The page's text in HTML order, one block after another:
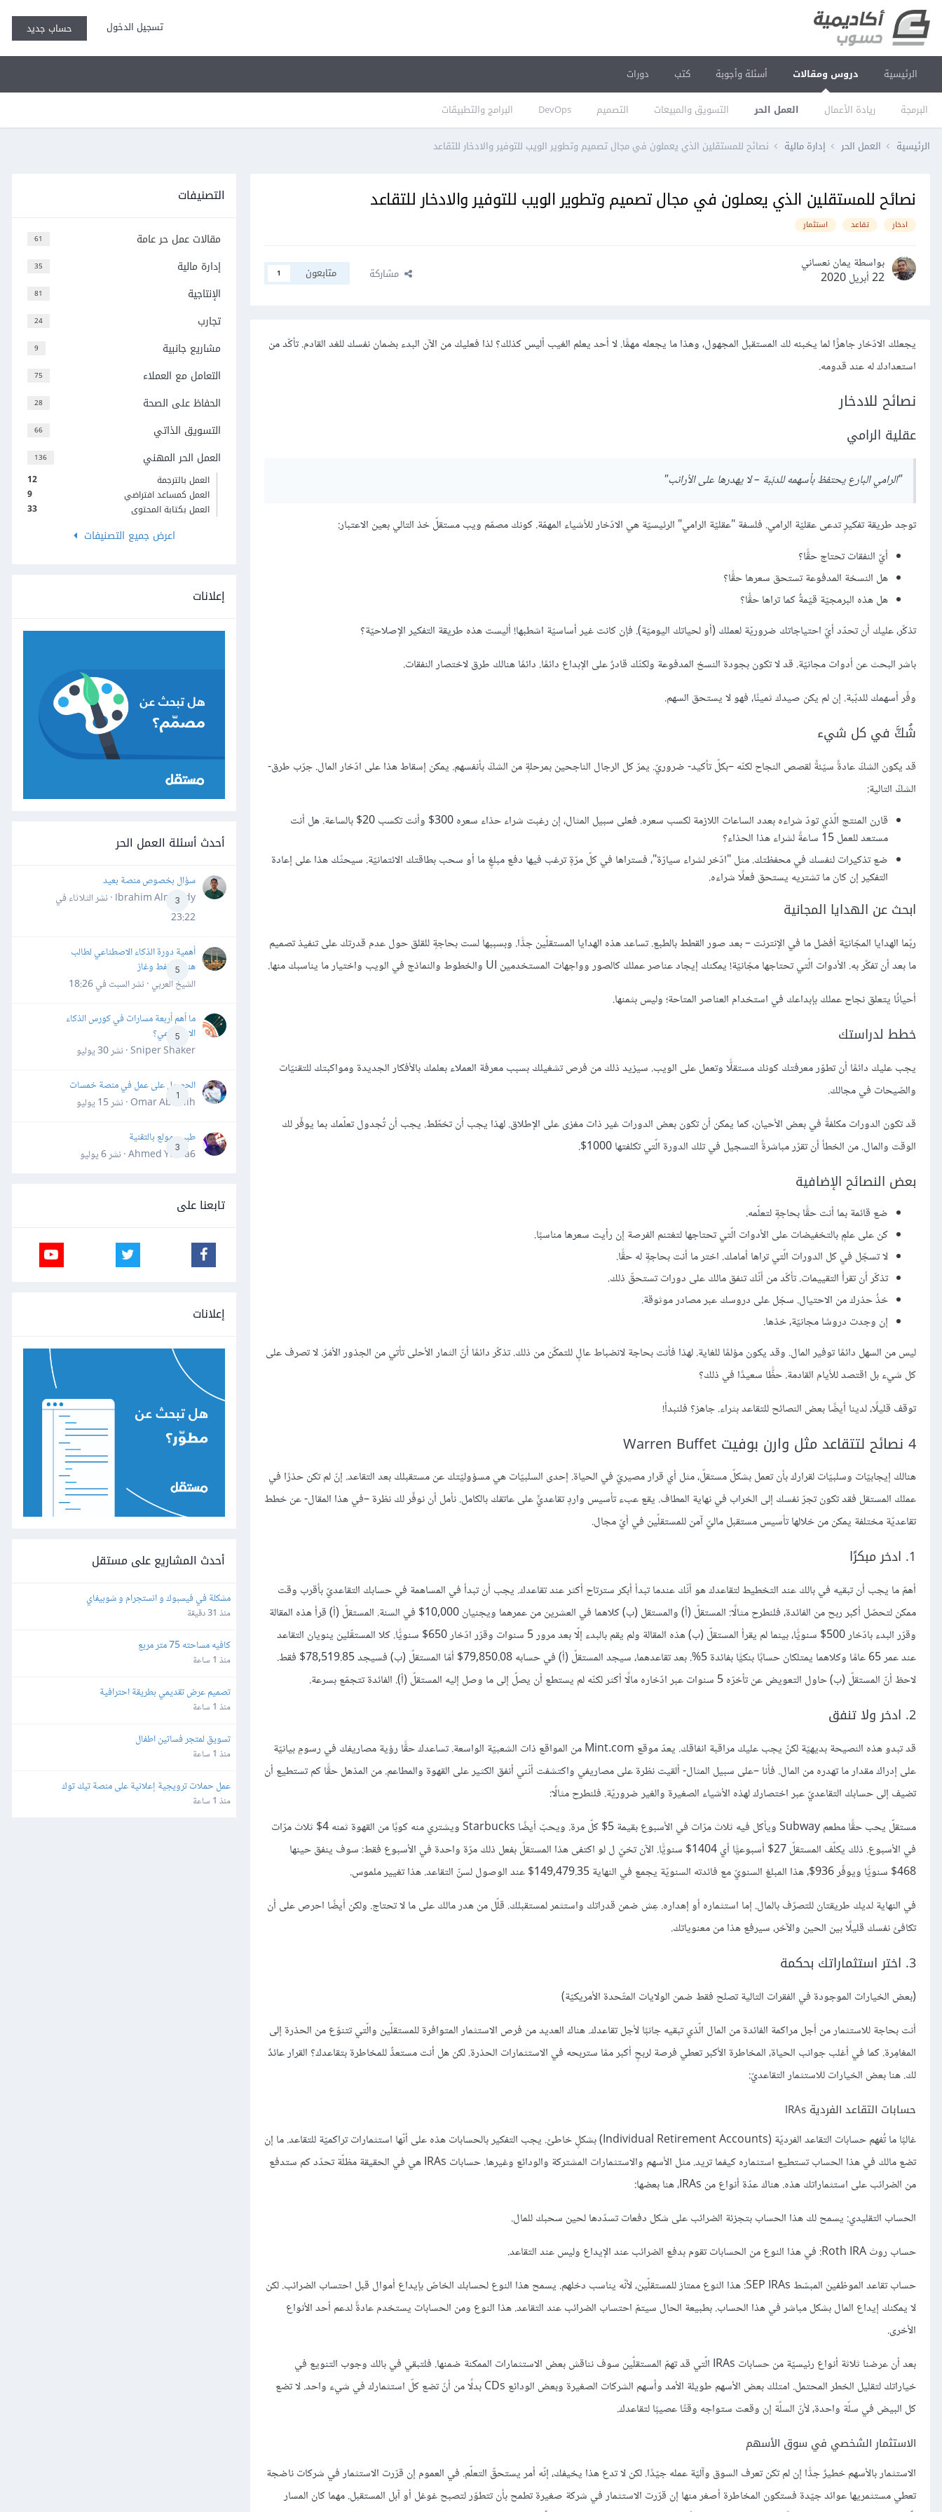
تسجيل الدخول حساب جديد
الرئيسية دروس ومقالات
البرمجة ريادة الأعمال العمل الحر التسويق والمبيعات التصميم DevOps البرامج والتطبيقات
أسئلة وأجوبة كتب دورات
الرئيسية العمل الحر إدارة مالية نصائح للمستقلين الذي يعملون في مجال تصميم وتطوير الويب للتوفير والادخار للتقاعد
نصائح للمستقلين الذي يعملون في مجال تصميم وتطوير الويب للتوفير والادخار للتقاعد
ادخار تقاعد استثمار
بواسطة يمان نعساني
22 أبريل 2020
مشاركة متابعون 1
يجعلك الادّخار جاهزًا لما يخبئه لك المستقبل المجهول، وهذا ما يجعله مهمًّا. لا أحد يعلم الغيب أليس كذلك؟ لذا فعليك من الآن البدء بضمان نفسك للغد القادم. تأكّد من
استعدادك له عند قدومه.
نصائح للادخار
عقلية الرامي
"الرامي البارع يحتفظ بأسهمه للدبّبة – لا يهدرها على الأرانب"
توجد طريقة تفكيرٍ تدعى عقليّة الرامي. فلسفة "عقليّة الرامي" الرئيسيّة هي الادّخار للأشياء المهمّة. كونك مصمّم ويب مستقلّ خذ التالي بعين الاعتبار:
أيّ النفقات تحتاج حقًّا؟
هل النسخة المدفوعة تستحق سعرها حقًّا؟
هل هذه البرمجيّة قيّمةٌ كما تراها حقُّا؟
تذكّر، عليك أن تحدّد أيّ احتياجاتك ضروريّة لعملك (أو لحياتك اليوميّة). فإن كانت غير أساسيّة اشطبها! أليست هذه طريقة التفكير الإصلاحيّة؟
باشر البحث عن أدوات مجانيّة. قد لا تكون بجودة النسخ المدفوعة ولكنّك قادرٌ على الإبداع دائمًا. دائمًا هنالك طرق لاختصار النفقات.
وفّر أسهمك للدبّبة. إن لم يكن صيدك ثمينًا، فهو لا يستحق السهم.
شُكَّ في كل شيء
قد يكون الشكّ عادةً سيّئةً لقصص النجاح لكنّه –بكلّ تأكيد- ضروريّ. يمرّ كل الرجال الناجحين بمرحلةٍ من الشكّ بأنفسهم. يمكن إسقاط هذا على ادّخار المال. جرّب طرق-
الشكّ التالية:
قارن المنتج الّذي تودّ شراءه بعدد الساعات اللازمة لكسب سعره. فعلى سبيل المثال، إن رغبت شراء حذاء سعره 300$ وأنت تكسب 20$ بالساعة. هل أنت
مستعد للعمل 15 ساعةً لشراء هذا الحذاء؟
ضع تذكيرات لنفسك في محفظتك. مثل "ادّخر لشراء سيارّة"، فستراها في كلّ مرّةٍ ترغب فيها دفع مبلغٍ ما أو سحب بطاقتك الائتمانيّة. سيحثّك هذا على إعادة
التفكير إن كان ما تشتريه يستحق فعلًا شراءه.
ابحث عن الهدايا المجانية
ربّما الهدايا المجّانيّة أفضل ما في الإنترنت – بعد صور القطط بالطبع. تساعد هذه الهدايا المستقلّين جدًّا. وبسببها لست بحاجةٍ للقلق حول عدم قدرتك على تنفيذ تصميم
ما بعد أن تفكّر به. الأدوات الّتي تحتاجها مجّانيّة! يمكنك إيجاد عناصر عملك كالصور وواجهات المستخدمين UI والخطوط والنماذج في الويب واختيار ما يناسبك منها.
أحيانُا يتعلق نجاح عملك بإبداعك في استخدام العناصر المتاحة؛ وليس بثمنها.
خطط لدراستك
يجب عليك دائمًا أن تطوّر معرفتك كونك مستقلًّا وتعمل على الويب. سيزيد ذلك من فرص تشغيلك بسبب معرفة العملاء بعلمك بالأفكار الجديدة ومواكبتك للتقنيّات
والصّيحات في مجالك.
قد تكون الدورات مكلفةً في بعض الأحيان، كما يمكن أن تكون بعض الدورات غير ذات مغزى على الإطلاق. لهذا يجب أن تخطّط. يجب أن تُجدول تعلّمك بما يوفّر لك
الوقت والمال. من الخطأ أن تقرّر مباشرةً التسجيل في تلك الدورة الّتي تكلفتها 1000$.
بعض النصائح الإضافية
ضع قائمة بما أنت حقًّا بحاجةٍ لتعلّمه.
كن على علمٍ بالتخفيضات على الأدوات الّتي تحتاجها لتغتنم الفرصة إن رأيت سعرها مناسبًا.
لا تسجّل في كل الدورات الّتي تراها أمامك. اختر ما أنت بحاجةٍ له حقًّا.
تذكّر أن تقرأ التقييمات. تأكّد من أنّك تنفق مالك على دورات تستحقّ ذلك.
خذُ حذرك من الاحتيال. سجّل على دروسك عبر مصادر موثوقة.
إن وجدت دروسًا مجانيّة، خذها.
ليس من السهل دائمًا توفير المال. وقد يكون مؤلمًا للغاية. لهذا فأنت بحاجة لانضباط عالٍ للتمكّن من ذلك. تذكّر دائمًا أنّ الثمار الأحلى تأتي من الجذور الأمَرّ. لا تصرف على
كل شيء بل اقتصد للأيام القادمة. حظًّا سعيدًا في ذلك؟
توقف قليلًا، لدينا أيضًا بعض النصائح للتقاعد بثراء. جاهز؟ فلنبدأ!
4 نصائح لتتقاعد مثل وارن بوفيت Warren Buffet
هنالك إيجابيّات وسلبيّات لقرارك بأن تعمل بشكلّ مستقلّ، مثل أي قرار مصيريّ في الحياة. إحدى السلبيّات هي مسؤوليّتك عن مستقبلك بعد التقاعد. إنّ لم تكن حذرًا في
عملك المستقل فقد تكون تجرّ نفسك إلى الخراب في نهاية المطاف. يقع عبء تأسيس واردٍ تقاعديٍّ على عاتقك بالكامل. نأمل أن نوفّر لك نظرة –في هذا المقال- عن خطط
تقاعديّة مختلفة يمكن من خلالها تأسيس مستقبل ماليّ آمن للمستقلّين في أيّ مجال.
1. ادخر مبكرًا
أهمّ ما يجب أن تبقيه في بالك عند التخطيط لتقاعدك هو أنّك عندما تبدأ أبكر سترتاح أكثر عند تقاعدك. يجب أن تبدأ في المساهمة في حسابك التقاعديّ بأقرب وقت
ممكن لتحصّل أكبر ربح من الفائدة، فلنطرح مثالًا: المستقلّ (أ) والمستقل (ب) كلاهما في العشرين من عمرهما ويجنيان 10,000$ في السنة. المستقلّ (أ) قرأ هذه المقالة
وقرّر البدء بادّخار 500$ سنويًّا، بينما لم يقرأ المستقلّ (ب) هذه المقالة ولم يقم بالبدء إلّا بعد مرور 5 سنوات وقرّر ادّخار 650$ سنويًّا. كلا المستقّلين ينويان التقاعد
عند عمر 65 عامًا وكلاهما يمتلكان حسابًا بنكيًّا بفائدة 5%. بعد تقاعدهما، سيجد المستقلّ (أ) في حسابه 79,850.08$ أمّا المستقلّ (ب) فسيجد 78,519.85$ فقط.
لاحظ أنّ المستقلّ (ب) حاول التعويض عن تأخرّه 5 سنوات عبر ادّخاره مالًا أكثر لكنّه لم يستطع أن يصلّ إلى ما وصل إليه المستقلّ (أ). الفائدة تتجمّع بسرعة.
2. ادخر ولا تنفق
قد تبدو هذه النصيحة بديهيّة لكنّ يجب عليك مراقبة انفاقك. يعدّ موقع Mint.com من المواقع ذات الشعبيّة الواسعة. تساعدك حقًّا رؤية مصاريفك في رسومٍ بيانيّة
على إدراك مقدار ما تهدره من المال. فأنا –على سبيل المثال- ألقيت نظرة على مصاريفي واكتشفت أنّني أنفق الكثير على القهوة والمطاعم. من المذهل حقًّا كم تستطيع أن
تضيف إلى حسابك التقاعديّ عبر اختصارك لهذه الأشياء الصغيرة والغير ضروريّة. فلنطرح مثالًا:
مستقلّ يحب حقًّا مطعم Subway ويأكل فيه ثلاث مرّات في الأسبوع بقيمة 5$ كلّ مرة. ويحبّ أيضًا Starbucks ويشتري منه كوبًا من القهوة ثمنه 4$ ثلاث مرّات
في الأسبوع. ذلك يكلّف المستقلّ 27$ أسبوعيًّا أي 1404$ سنويًّا. الآن تخيّ ل لو اكتفى هذا المستقلّ بفعل ذلك مرّة واحدة في الأسبوع فقط: سوف ينفق حينها
468$ سنويًّا ويوفّر 936$، هذا المبلغ السنويّ مع فائدته السنويّة يجمع في النهاية 149,479.35$ عند الوصول لسنّ التقاعد. هذا تغيير ملموس.
في النهاية لديك طريقتان للتصرّف بالمال. إما استثماره أو إهداره. عِش ضمن قدراتك واستثمر لمستقبلك. قلّل من هدر مالك على ما لا تحتاج. ولكن أيضًا احرص على أن
تكافئ نفسك قليلًا بين الحين والآخر، سيرفع هذا من معنوياتك.
3. اختر استثماراتك بحكمة
(بعض الخيارات الموجودة في الفقرات التالية تصلح فقط ضمن الولايات المتّحدة الأمريكيّة)
أنت بحاجة للاستثمار من أجل مراكمة الفائدة من المال الّذي تبقيه جانبًا لأجل تقاعدك. هناك العديد من فرص الاستثمار المتوافرة للمستقلّين والّتي تتنوّع من الحذرة إلى
المغامِرة. كما في أغلب جوانب الحياة، المخاطرة الأكبر تعطي فرصة لربحٍ أكبر ممّا ستربحه في الاستثمارات الحذرة. لكن هل أنت مستعدٌّ للمخاطرة بتقاعدك؟ القرار عائدٌ
لك. هنا بعض الخيارات للاستثمار التقاعديّ:
حسابات التقاعد الفردية IRAs
غالبًا ما تُفهم حسابات التقاعد الفرديّة (Individual Retirement Accounts) بشكلٍ خاطئ. يجب التفكير بالحسابات هذه على أنّها استثمارات تراكميّة للتقاعد. ما إن
تضع مالك في هذا الحساب تستطيع استثماره كيفما تريد. مثل الأسهم والاستثمارات المشتركة والودائع وغيرها. حسابات IRAs هي في الحقيقة مظلّة تحدّد كم ستدفع
من الضرائب على استثماراتك هذه. هناك عدّة أنواع من IRAs، هنا بعضها:
الحساب التقليدي: يسمح لك هذا الحساب بتجزئة الضرائب على شكل دفعات تسدّدها لحين سحبك للمال.
حساب روث Roth IRA: في هذا النوع من الحسابات تقوم بدفع الضرائب عند الإيداع وليس عند التقاعد.
حساب تقاعد الموظفين المبسّط SEP IRAs: هذا النوع ممتاز للمستقلّين، لأنّه يناسب دخلهم. يسمح هذا النوع لحسابك الخاصّ بإيداع أموال قبل احتساب الضرائب. لكن
لا يمكنك إيداع المال بشكل مباشر في هذا الحساب. بطبيعة الحال سيتمّ احتساب الضرائب عند التقاعد. هذا النوع ومن الحسابات يستخدم عادةً لدعم أحد الأنواع
الأخرى.
بعد أن عرضنا ثلاثة أنواع رئيسيّة من حسابات IRAs الّتي قد تهمّ المستقلّين سوف نناقش بعض الاستثمارات الممكنة ضمنها. فلتبقي في بالك وجوب التنويع في
خياراتك لتقليل الخطر المحتمل. امتلك بعض الأسهم طويلة الأمد وأسهم الشركات الصغيرة وبعض الودائع CDs بدلًا من أنّ تضع كلّ استثمارك في شيء واحد. لا تضع
كل البيض في سلّة واحدة، لأنّ السلّة إن وقعت ستواجه وقتًا عصيبًا لتقاعدك.
الاستثمار الشخصي في سوق الأسهم
الاستثمار بالأسهم خطيرٌ جدًّا إن لم تكن تعرف السوق وآليّة عمله جيّدًا. لكن لا تدع هذا يخيفك، إنّه أمر يستحقّ التعلّم. في العموم إن قرّرت الاستثمار في شركات ناضجة
تعطي مستثمريها عوائد جيّدة فستكون المخاطرة أصغر منها إن قرّرت الاستثمار في شركة صغيرة تطمح بأن تتطوّر لتصبح غوغل أو آبل المستقبل. مهما كان المسار
التصنيفات
61 مقالات عمل حر عامة
35 إدارة مالية
81 الإنتاجية
24 تجارب
9 مشاريع جانبية
75 التعامل مع العملاء
28 الحفاظ على الصحة
66 التسويق الذاتي
136 العمل الحر المهني
12
العمل بالترجمة
9
العمل كمساعد افتراضي
33
العمل بكتابة المحتوى
اعرض جميع التصنيفات
إعلانات
أحدث أسئلة العمل الحر
3
سؤال بخصوص منصة بعيد
Ibrahim Almahdy · نشر
الثلاثاء في
23:22
5
أهمية دورة الذكاء الاصطناعي لطالب
هندسة نفط وغاز
الشيخ العربي · نشرالسبت في 18:26
5
ما أهم أربعة مسارات في كورس الذكاء
الاصطناعي؟
Sniper Shaker · نشر
30 يوليو
1
الحصول على عمل في منصة خمسات
Omar Abdallh · نشر
15 يوليو
3
طبيب مولع بالتقنية
Ahmed Yahia6 · نشر
6 يوليو
تابعنا على
إعلانات
أحدث المشاريع على مستقل
مشكلة في فيسبوك و انستجرام و شوبيفاي
منذ 31 دقيقة
كافيه مساحته 75 متر مربع
منذ 1 ساعة
تصميم عرض تقديمي بطريقة احترافية
منذ 1 ساعة
تسويق لمتجر فساتين اطفال
منذ 1 ساعة
عمل حملات ترويجية إعلانية على منصة تيك توك
منذ 1 ساعة